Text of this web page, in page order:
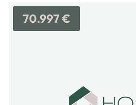
70.997 €